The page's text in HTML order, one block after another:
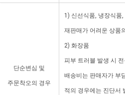
단순변심 및
주문착오의 경우
1) 신선식품, 냉장식품
재판매가 어려운 상품
2) 화장품
피부 트러블 발생 시
배송비는 판매자가 부
적의 경우에는 진단서